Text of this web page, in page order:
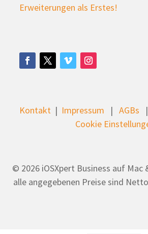
Erweiterungen als Erstes!
Kontakt | Impressum | AGBs |
Cookie
© 2026 iOSXpert Business auf Mac
alle angegebenen Preise sind